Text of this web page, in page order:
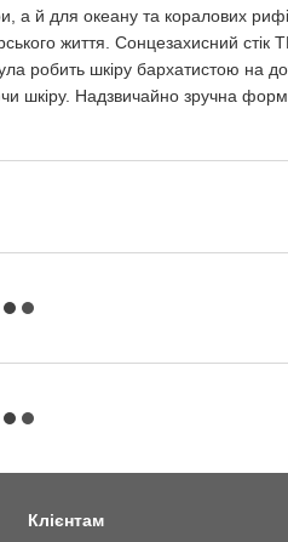
а й для океану та коралових
життя. Сонцезахисний стік
шкіру бархатистою на
шкіру. Надзвичайно зручна
Клієнтам